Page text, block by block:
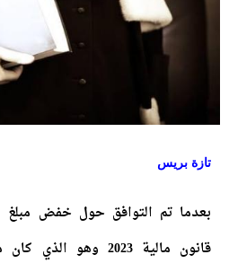
تازة بريس
بعدما تم التوافق حول خفض مبلغ
قانون مالية 2023